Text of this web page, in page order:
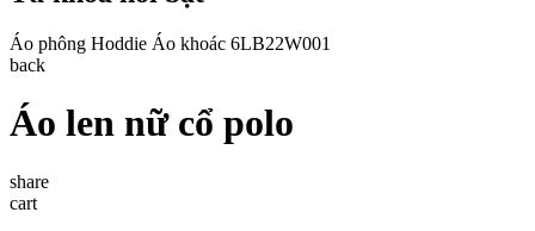
Áo phông Hoddie Áo khoác 6LB22W001
back
Áo len nữ cổ polo
share
cart